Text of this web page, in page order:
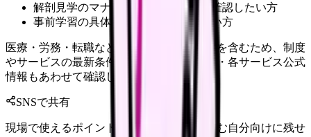
解剖見学のマナーや注意点について確認したい方
事前学習の具体的な進め方を知りたい方
医療・労務・転職など判断に影響する内容を含むため、制度
やサービスの最新条件は公的機関・勤務先・各サービス公式
情報もあわせて確認してください。
SNSで共有
現場で使えるポイントを、同僚やあとで読む自分向けに残せ